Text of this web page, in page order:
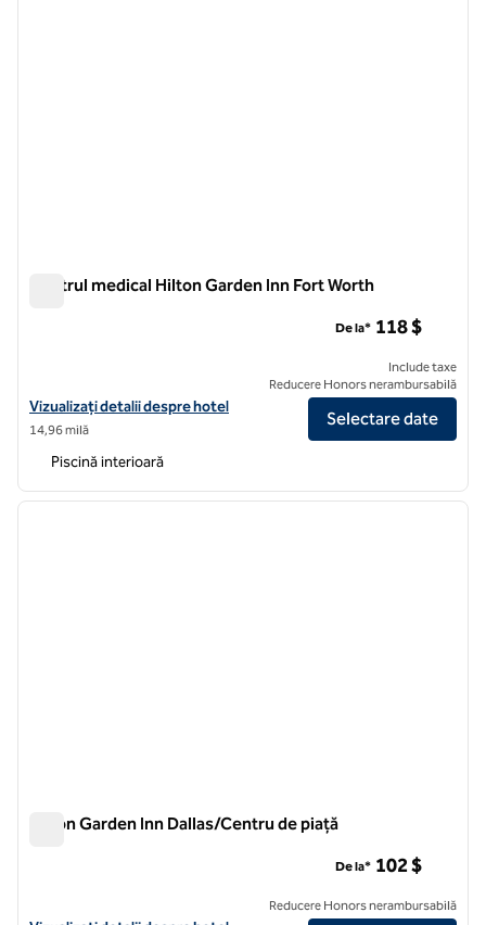
Centrul medical Hilton Garden Inn Fort Worth
Vizualizați detaliile hotelului pentru Hilton Garden Inn Fort Worth
Vizualizați detalii despre hotel
14,96 milă
De la* 118 $
Include taxe
Reducere Honors nerambursabilă
Selectare date
Piscină interioară
1 din 12
Hilton Garden Inn Dallas/Centru de piață
De la* 102 $
Reducere Honors nerambursabilă